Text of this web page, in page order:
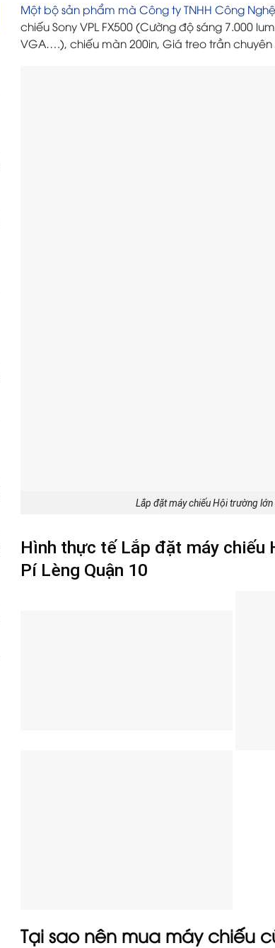
Một bộ sản phẩm mà Công ty TNHH Công
chiếu Sony VPL FX500 (Cường độ sáng 7.000
VGA….), chiếu màn 200in, Giá treo trần chuyên
Lắp đặt máy chiếu Hội trường lớn
Hình thực tế Lắp đặt máy chiếu
Pí Lèng Quận 10
Tại sao nên mua máy chiếu